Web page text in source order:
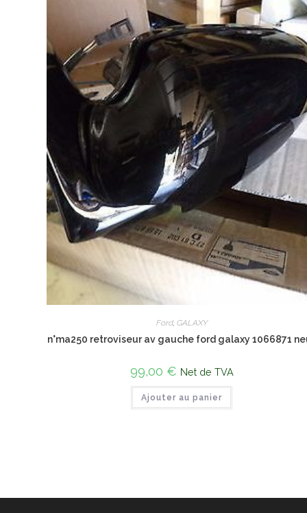
Ford, GALAXY
n°ma250 retroviseur av gauche ford galaxy 1066871
99,00 € Net de TVA
Ajouter au panier